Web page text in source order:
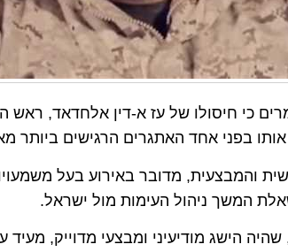
כי חיסולו של עז א-דין אלחדאד,
אותו בפני אחד האתגרים הרגישים
והמבצעית, מדובר באירוע בעל
המשך ניהול העימות מול ישראל.
הישג מודיעיני ומבצעי מדוייק,